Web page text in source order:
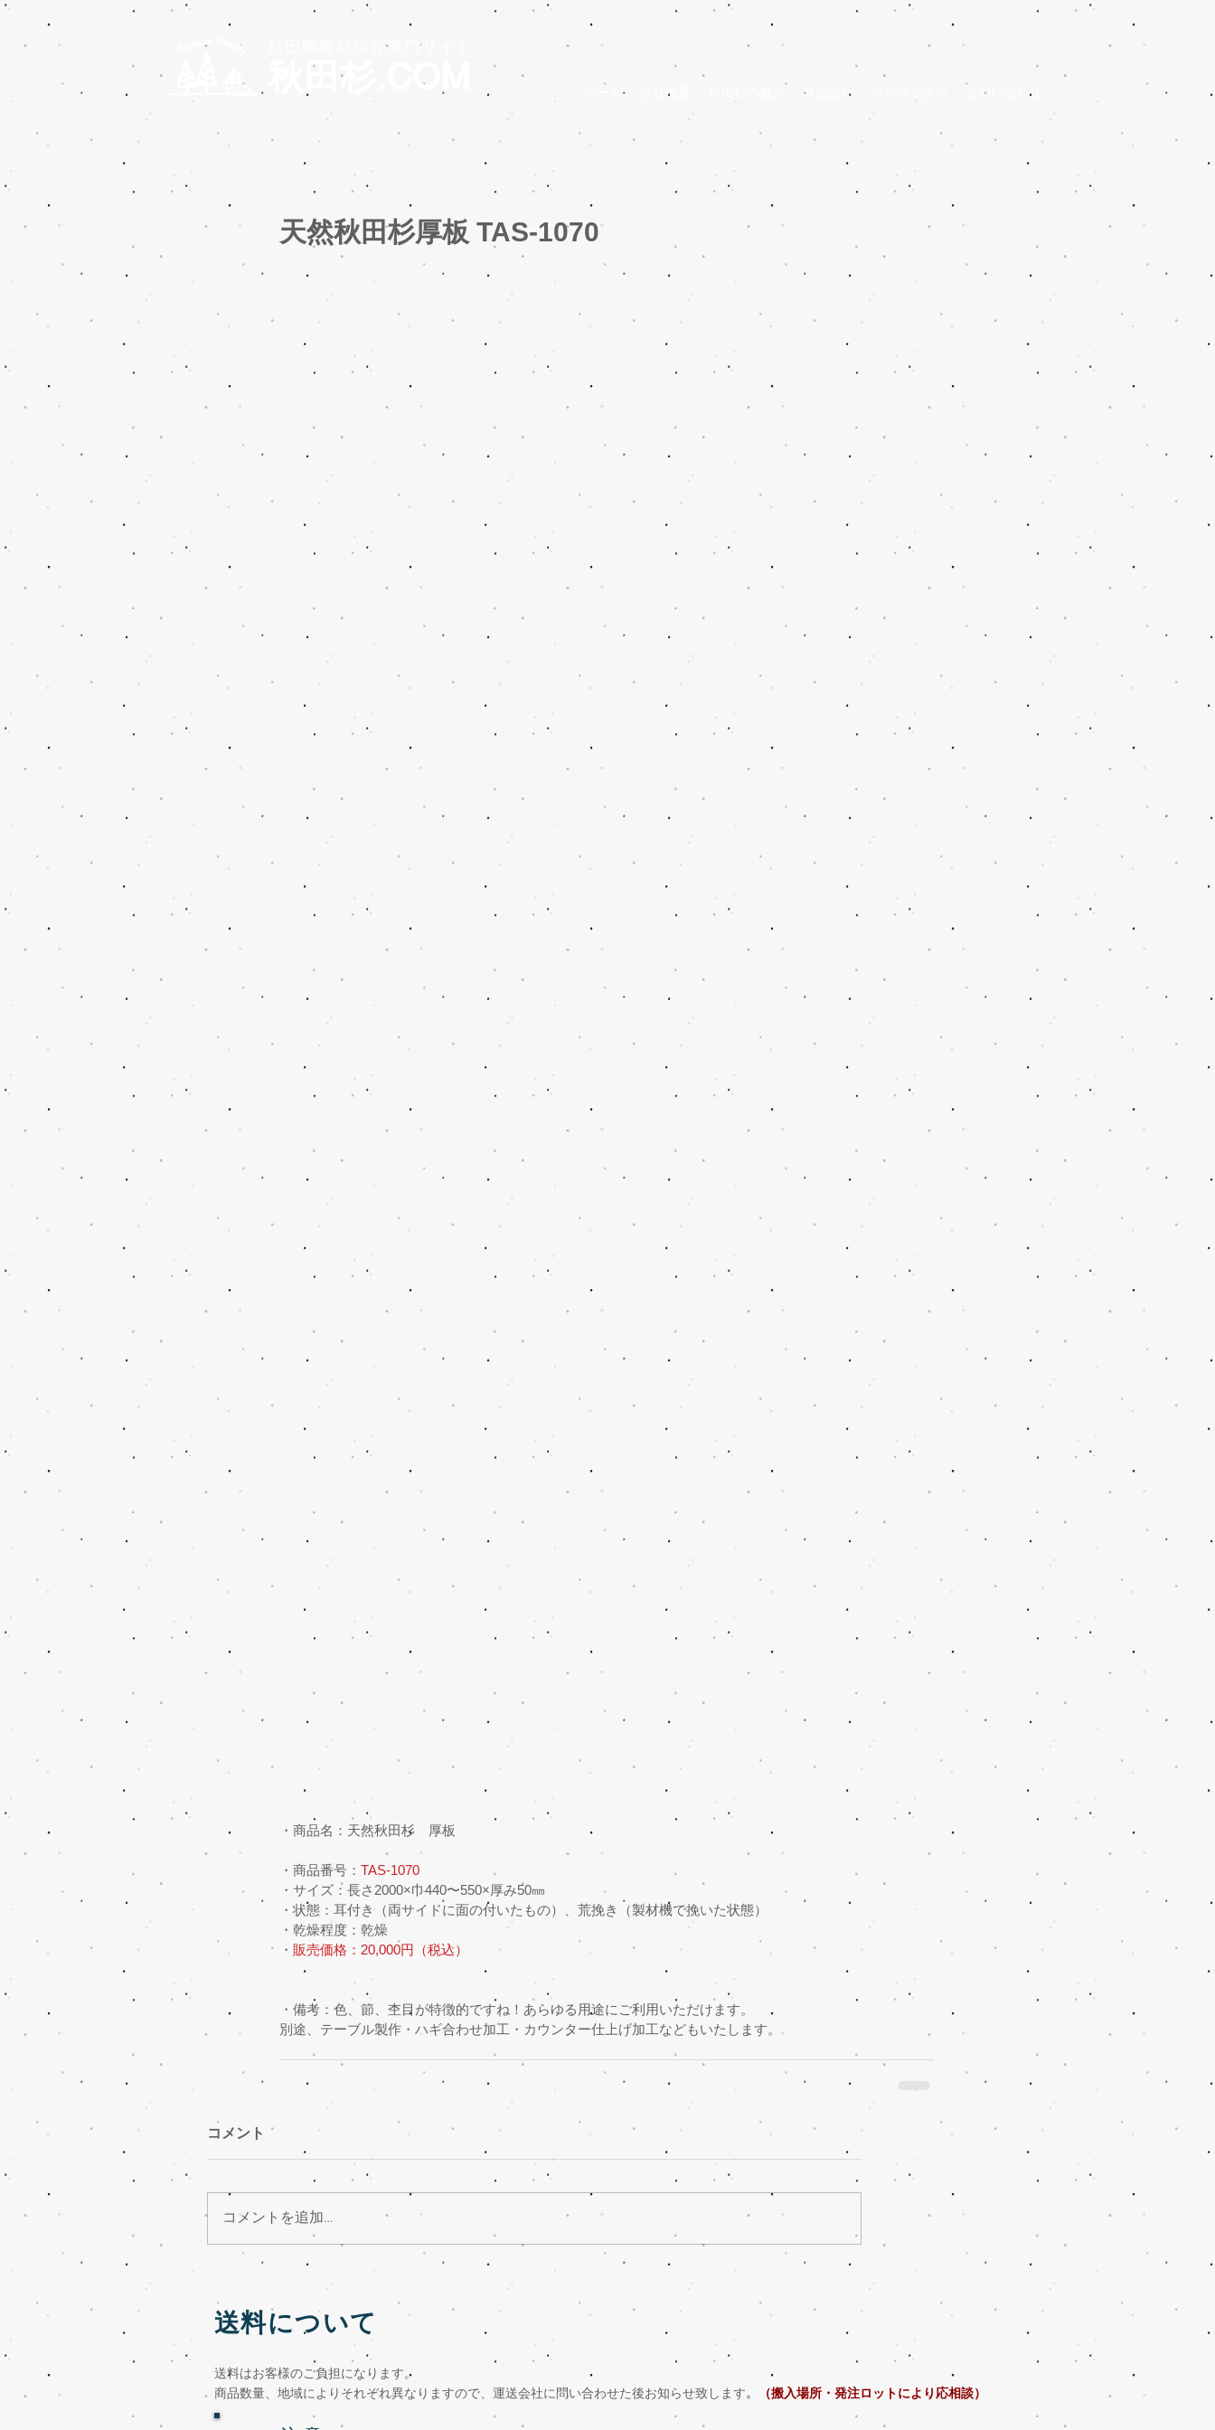
会社概要 商品紹介 お問い合わせ
秋田杉.COM
秋田県産杉販売専門サイト
天然秋田杉厚板 TAS-1070
・商品名：天然秋田杉　厚板
・商品番号： TAS-1070
・サイズ：長さ2000×巾440〜550×厚み50㎜
・状態：耳付き（両サイドに面の付いたもの）、荒挽き（製材機で挽いた状態）
・乾燥程度：乾燥
・ 販売価格：20,000円（税込）
・備考：色、節、杢目が特徴的ですね！あらゆる用途にご利用いただけます。
別途、テーブル製作・ハギ合わせ加工・カウンター仕上げ加工などもいたします。
コメント
コメントを追加…
送料について
送料はお客様のご負担になります。
商品数量、地域によりそれぞれ異なりますので、運送会社に問い合わせた後お知らせ致します。
（搬入場所・発注ロットにより応相談）